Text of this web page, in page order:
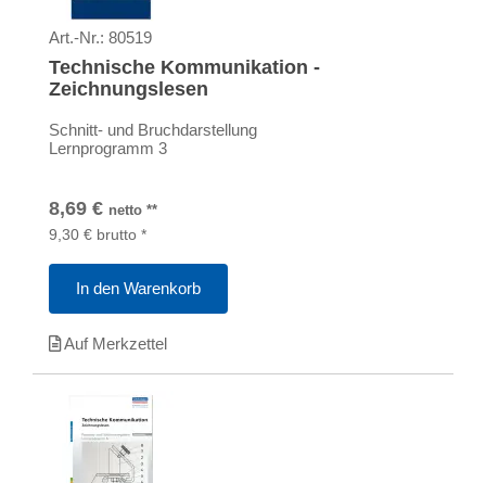
Art.-Nr.: 80519
Technische Kommunikation -
Zeichnungslesen
Schnitt- und Bruchdarstellung
Lernprogramm 3
8,69 € netto **
9,30 € brutto *
In den Warenkorb
Auf Merkzettel